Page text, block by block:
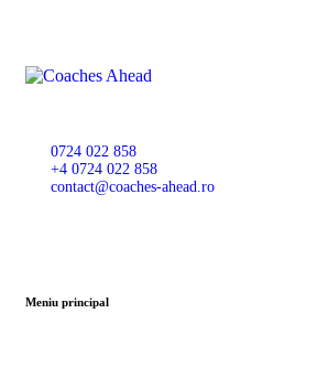
0724 022 858
+4 0724 022 858
contact@coaches-ahead.ro
Meniu principal